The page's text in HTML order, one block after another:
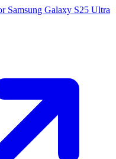
Samsung Galaxy S25 Ultra